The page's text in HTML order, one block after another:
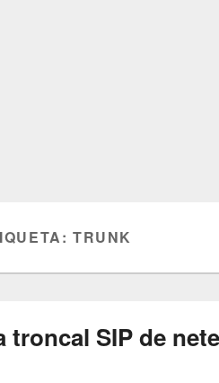
TRUNK
troncal SIP de